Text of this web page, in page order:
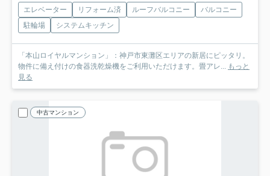
エレベーター リフォーム済 ルーフバルコニー
バルコニー
駐輪場
システムキッチン
「本山ロイヤルマンション」：神戸市東灘区エリアの新居にピッタリ。
物件に備え付けの食器洗乾燥機をご利用いただけます。畳アレ... もっと
見る
中古マンション